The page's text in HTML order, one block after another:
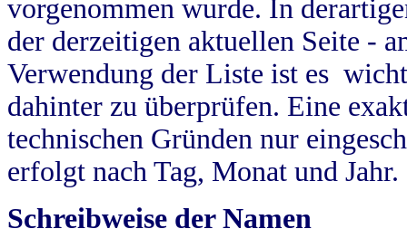
vorgenommen wurde. In
der derzeitigen aktuellen Seite -
Verwendung der Liste ist es
dahinter zu überprüfen. Eine
technischen Gründen nur
erfolgt nach Tag, Monat und Jahr.
Schreibweise der Namen